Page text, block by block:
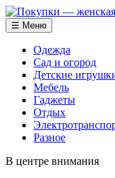
☰ Меню
Одежда
Сад и огород
Детские
Мебель
Гаджеты
Отдых
Разное
В центре внимания